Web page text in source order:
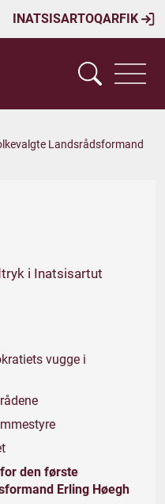
INATSISARTOQARFIK
Landsrådsformand
i Inatsisartut
vugge i
den første
Erling Høegh